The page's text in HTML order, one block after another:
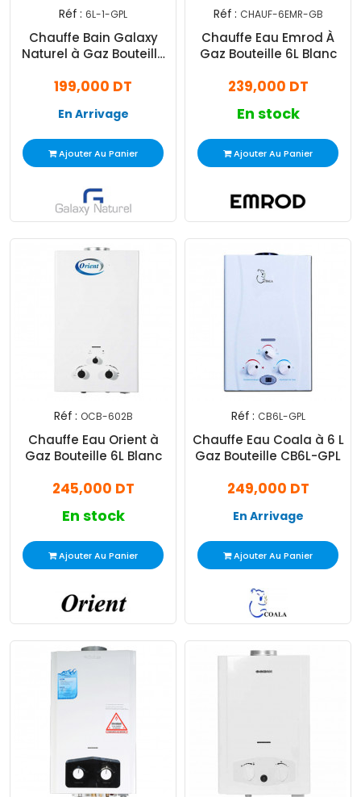
Réf : 6L-1-GPL
Chauffe Bain Galaxy
Naturel à Gaz Bouteille
199,000 DT
En Arrivage
Ajouter Au Panier
Réf : CHAUF-6EMR-GB
Chauffe Eau Emrod À
Gaz Bouteille 6L Blanc
239,000 DT
En stock
Ajouter Au Panier
Réf : OCB-602B
Chauffe Eau Orient à
Gaz Bouteille 6L Blanc
245,000 DT
En stock
Ajouter Au Panier
Réf : CB6L-GPL
Chauffe Eau Coala à 6 L
Gaz Bouteille CB6L-GPL
249,000 DT
En Arrivage
Ajouter Au Panier